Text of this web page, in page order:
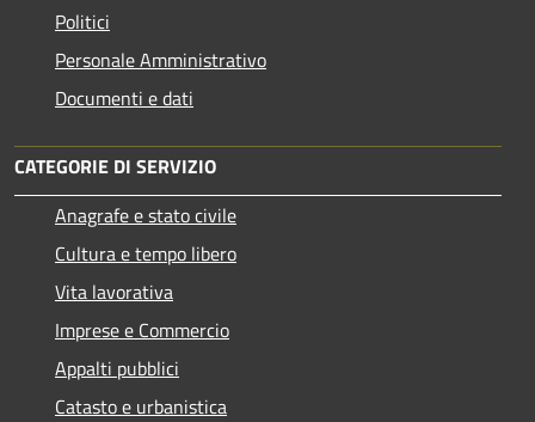
Politici
Personale Amministrativo
Documenti e dati
CATEGORIE DI SERVIZIO
Anagrafe e stato civile
Cultura e tempo libero
Vita lavorativa
Imprese e Commercio
Appalti pubblici
Catasto e urbanistica